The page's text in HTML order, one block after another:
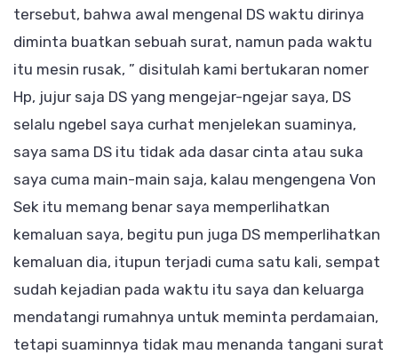
tersebut, bahwa awal mengenal DS waktu dirinya
diminta buatkan sebuah surat, namun pada waktu
itu mesin rusak, ” disitulah kami bertukaran nomer
Hp, jujur saja DS yang mengejar-ngejar saya, DS
selalu ngebel saya curhat menjelekan suaminya,
saya sama DS itu tidak ada dasar cinta atau suka
saya cuma main-main saja, kalau mengengena Von
Sek itu memang benar saya memperlihatkan
kemaluan saya, begitu pun juga DS memperlihatkan
kemaluan dia, itupun terjadi cuma satu kali, sempat
sudah kejadian pada waktu itu saya dan keluarga
mendatangi rumahnya untuk meminta perdamaian,
tetapi suaminnya tidak mau menanda tangani surat